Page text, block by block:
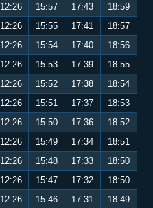
12:26 15:57 17:43
18:59
12:26 15:55 17:41
18:57
12:26 15:54 17:40
18:56
12:26 15:53 17:39
18:55
12:26 15:52 17:38
18:54
12:26 15:51 17:37
18:53
12:26 15:50 17:36
18:52
12:26 15:49 17:34
18:51
12:26 15:48 17:33
18:50
12:26 15:47 17:32
18:50
12:26 15:46 17:31
18:49